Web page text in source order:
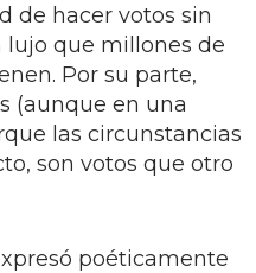
de hacer votos sin
lujo que millones de
Por su parte,
(aunque en una
las circunstancias
son votos que otro
poéticamente